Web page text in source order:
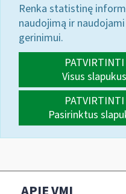
Renka statistinę
naudojimą ir
gerinimui.
PATVIRTINTI
Visus slapukus
PATVIRTINTI
Pasirinktus